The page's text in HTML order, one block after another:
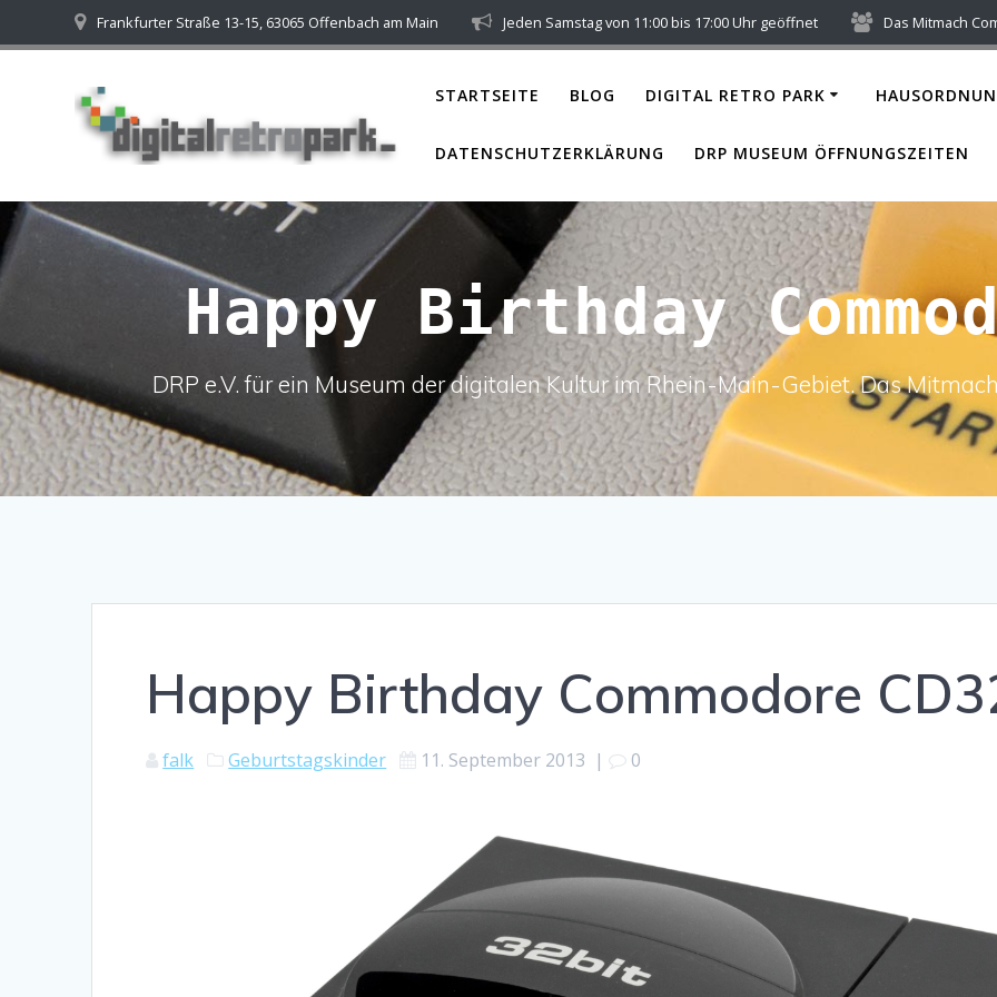
to
Frankfurter Straße 13-15, 63065 Offenbach am Main Jeden Samstag von 11:00 bis 17:00 Uhr geöffnet Das Mitmach
STARTSEITE BLOG DIGITAL RETRO PARK
DATENSCHUTZERKLÄRUNG DRP MUSEUM ÖFFNUNGSZEITEN
Happy Birthday
DRP e.V. für ein Museum der digitalen Kultur im Rhein-Main-Gebiet. Das
Happy Birthday Commodore
falk Geburtstagskinder 11. September 2013 | 0